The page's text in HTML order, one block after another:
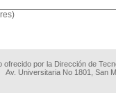
ofrecido por la Dirección de
Av. Universitaria No 1801, San